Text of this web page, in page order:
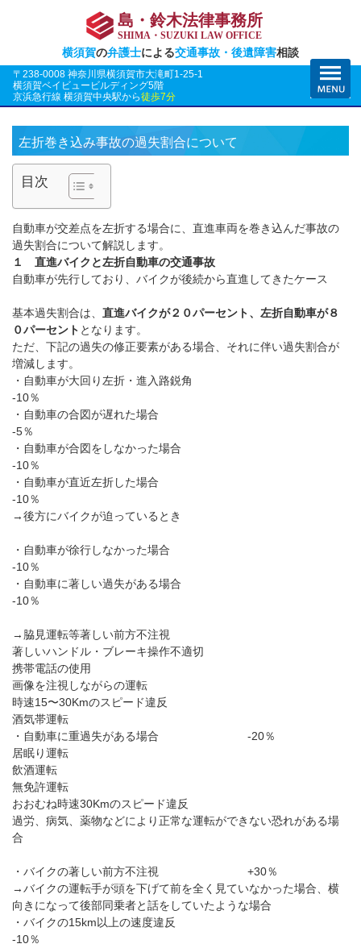
島・鈴木法律事務所
SHIMA・SUZUKI LAW OFFICE
横須賀の弁護士による交通事故・後遺障害相談
〒238-0008 神奈川県横須賀市大滝町1-25-1
横須賀ベイビュービルディング5階
京浜急行線 横須賀中央駅から徒歩7分
左折巻き込み事故の過失割合について
目次
自動車が交差点を左折する場合に、直進車両を巻き込んだ事故の
過失割合について解説します。
１ 直進バイクと左折自動車の交通事故
自動車が先行しており、バイクが後続から直進してきたケース
基本過失割合は、 直進バイクが２０パーセント、左折自動車が８
０パーセント となります。
ただ、下記の過失の修正要素がある場合、それに伴い過失割合が
増減します。
・自動車が大回り左折・進入路鋭角
-10％
・自動車の合図が遅れた場合
-5％
・自動車が合図をしなかった場合
-10％
・自動車が直近左折した場合
-10％
→後方にバイクが迫っているとき
・自動車が徐行しなかった場合
-10％
・自動車に著しい過失がある場合
-10％
→脇見運転等著しい前方不注視
著しいハンドル・ブレーキ操作不適切
携帯電話の使用
画像を注視しながらの運転
時速15〜30Kmのスピード違反
酒気帯運転
・自動車に重過失がある場合 -20％
居眠り運転
飲酒運転
無免許運転
おおむね時速30Kmのスピード違反
過労、病気、薬物などにより正常な運転ができない恐れがある場
合
・バイクの著しい前方不注視 +30％
→バイクの運転手が頭を下げて前を全く見ていなかった場合、横
向きになって後部同乗者と話をしていたような場合
・バイクの15km以上の速度違反
-10％